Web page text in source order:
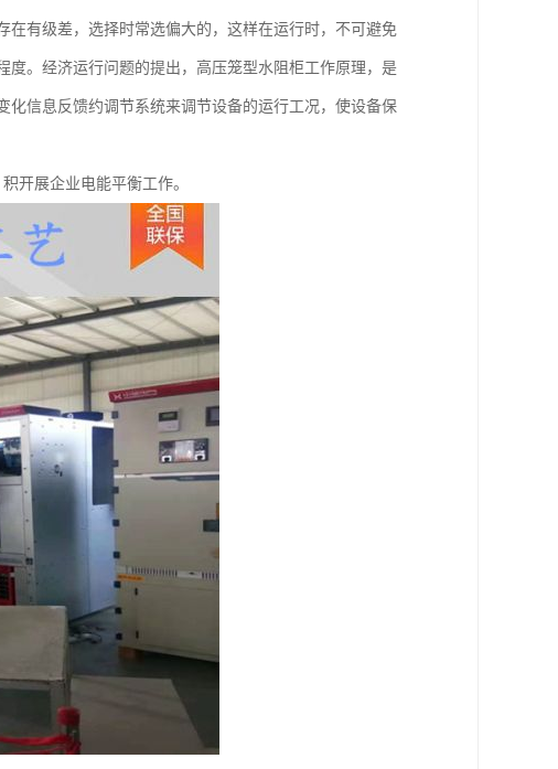
有级差，选择时常选偏大的，这样在运行时，不可避免
。经济运行问题的提出，高压笼型水阻柜工作原理，是
信息反馈约调节系统来调节设备的运行工况，使设备保
开展企业电能平衡工作。